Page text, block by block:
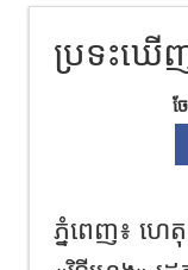
ប្រទះឃើ
ច
ភ្នំពេញ​៖​ ហេ